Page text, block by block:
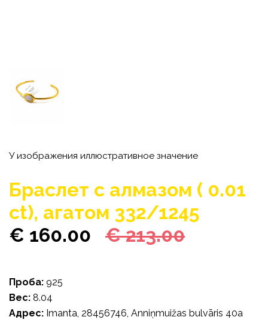
У изображения иллюстративное значение
Браслет c aлмазом ( 0.01
ct), агатом 332/1245
€ 160.00 € 213.00
Проба: 925
Bес: 8.04
Адрес: Imanta, 28456746, Anniņmuižas bulvāris 40a